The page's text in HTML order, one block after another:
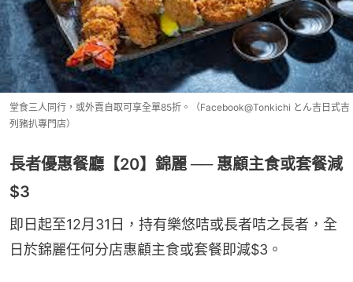
堂食三人同行，或外賣自取可享全單85折。（Facebook@Tonkichi とん吉日式吉
列豬扒專門店）
長者優惠餐廳【20】錦麗 ── 惠顧主食或套餐減
$3
即日起至12月31日，持有樂悠咭或長者咭之長者，全
日於錦麗任何分店惠顧主食或套餐即減$3。